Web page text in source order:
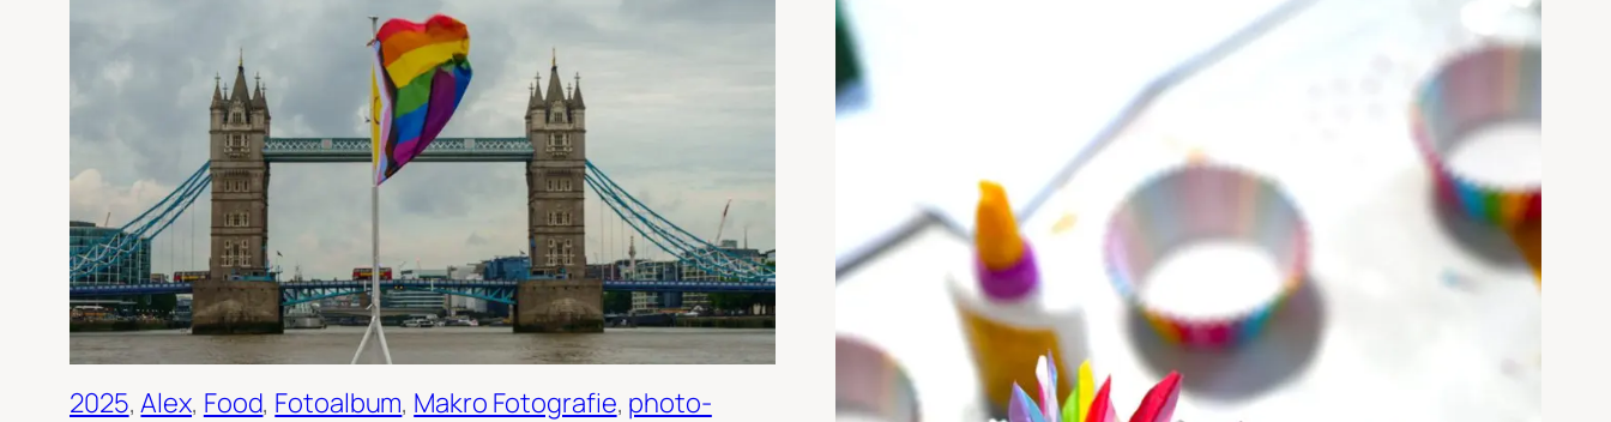
2025, Alex, Food, Fotoalbum, Makro Fotografie, photo-